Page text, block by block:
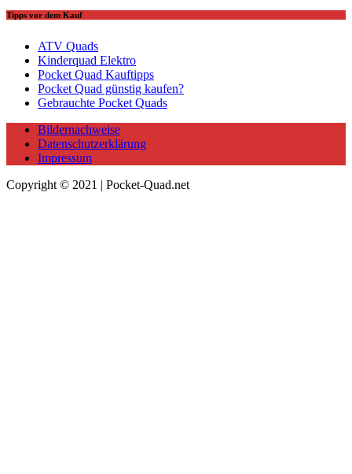
Tipps vor dem Kauf
ATV Quads
Kinderquad Elektro
Pocket Quad Kauftipps
Pocket Quad günstig kaufen?
Gebrauchte Pocket Quads
Bildernachweise
Datenschutzerklärung
Impressum
Copyright © 2021 | Pocket-Quad.net